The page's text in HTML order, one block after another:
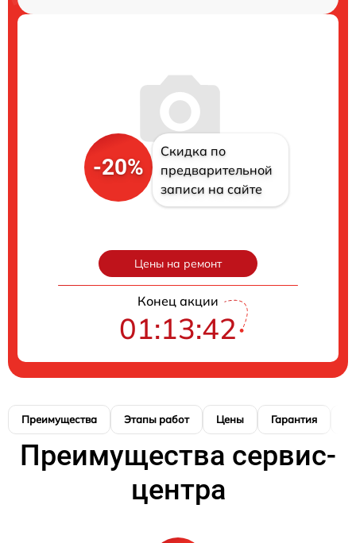
-20%
Скидка по
предварительной
записи на сайте
Цены на ремонт
Конец акции
01:13:41
Преимущества Этапы работ Цены Гарантия
Преимущества сервис-
центра